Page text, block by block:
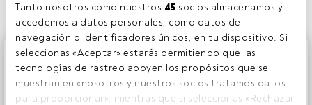
Tanto nosotros como nuestros 45 socios almacenamos y
accedemos a datos personales, como datos de
navegación o identificadores únicos, en tu dispositivo. Si
seleccionas «Aceptar» estarás permitiendo que las
tecnologías de rastreo apoyen los propósitos que se
muestran en «nosotros y nuestros socios tratamos datos
para proporcionar», mientras que si seleccionas «Rechazar
Este es un artículo exclusivo para los usuarios registrados
de FundsPeople. Si ya estás registrado, accede desde el
botón Login. Si aún no tienes cuenta, te invitamos a
registrarte y disfrutar de todo el universo que ofrece